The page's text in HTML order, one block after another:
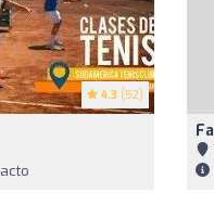
4.3 (52)